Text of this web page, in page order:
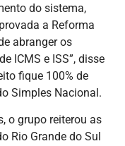
do sistema,
a Reforma
abranger os
ICMS e ISS”, disse
fique 100% de
Simples Nacional.
o grupo reiterou as
Rio Grande do Sul